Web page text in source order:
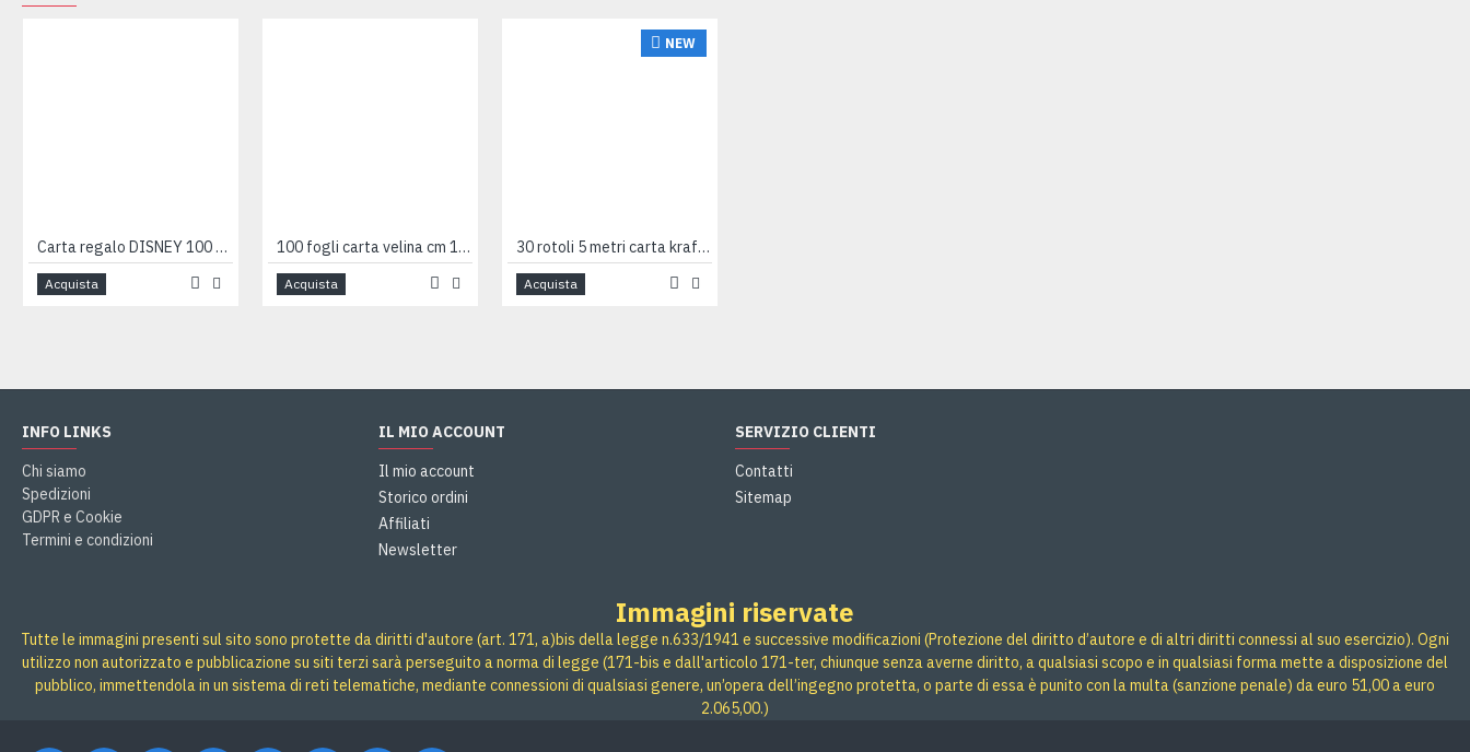
Carta regalo DISNEY 100 fogli
Acquista
100 fogli carta velina cm 100x140 - 21gr
Acquista
NEW
30 rotoli 5 metri carta kraft millerighe avana 80 g/m²
Acquista
INFO LINKS
Chi siamo
Spedizioni
GDPR e Cookie
Termini e condizioni
IL MIO ACCOUNT
Il mio account
Storico ordini
Affiliati
Newsletter
SERVIZIO CLIENTI
Contatti
Sitemap
Immagini riservate
Tutte le immagini presenti sul sito sono protette da diritti d'autore (art. 171, a)bis della legge n.633/1941 e successive modificazioni (Protezione del diritto d’autore e di altri diritti connessi al suo esercizio). Ogni
utilizzo non autorizzato e pubblicazione su siti terzi sarà perseguito a norma di legge (171-bis e dall'articolo 171-ter, chiunque senza averne diritto, a qualsiasi scopo e in qualsiasi forma mette a disposizione del
pubblico, immettendola in un sistema di reti telematiche, mediante connessioni di qualsiasi genere, un’opera dell’ingegno protetta, o parte di essa è punito con la multa (sanzione penale) da euro 51,00 a euro
2.065,00.)